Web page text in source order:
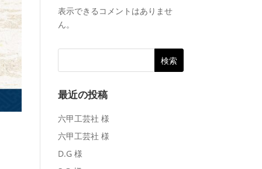
表示できるコメントはありませ
ん。
最近の投稿
六甲工芸社 様
六甲工芸社 様
D.G 様